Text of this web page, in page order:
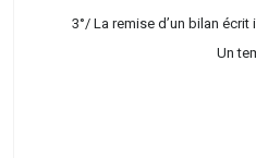
3°/ La remise d’un bilan
Un